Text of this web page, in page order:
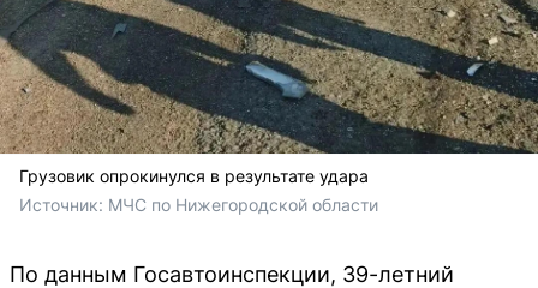
Грузовик опрокинулся в результате удара
Источник: МЧС по Нижегородской области
По данным Госавтоинспекции, 39-летний